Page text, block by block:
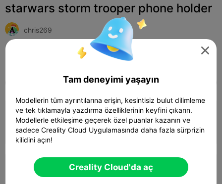
starwars storm trooper phone holder
chris269
Ekle Toys & Games
K2 Plus K2 Pro K2
0.2mm layer, 2 walls, 15% infill
 21h 57m  3 plates  404.09g
0.24mm layer, 2 walls, 15% infill

Tam deneyimi yaşayın
Modellerin tüm ayrıntılarına erişin, kesintisiz bulut dilimleme
ve tek tıklamayla yazdırma özelliklerinin keyfini çıkarın.
Modellerle etkileşime geçerek özel puanlar kazanın ve
sadece Creality Cloud Uygulamasında daha fazla sürprizin
kilidini açın!
Creality Cloud'da aç